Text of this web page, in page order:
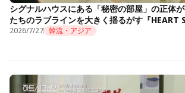
シグナルハウスにある「秘密の部屋」の正体
たちのラブラインを大きく揺るがす『HEART
2026/7/27 韓流・アジア